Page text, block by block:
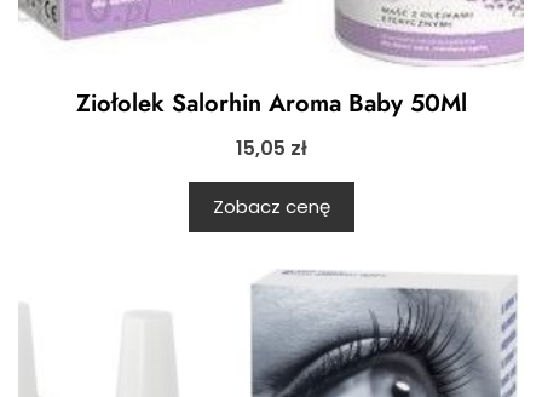
Ziołolek Salorhin Aroma Baby 50Ml
15,05 zł
Zobacz cenę